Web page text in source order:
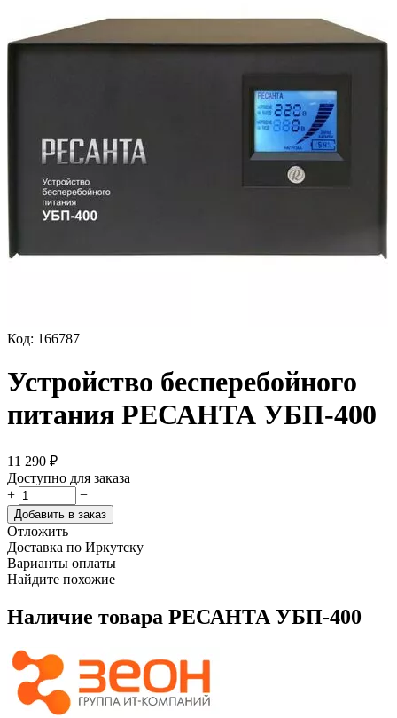
Код: 166787
Устройство бесперебойного
питания РЕСАНТА УБП-400
11 290 ₽
Доступно для заказа
+
−
Добавить в заказ
Отложить
Доставка по Иркутску
Варианты оплаты
Найдите похожие
Наличие товара РЕСАНТА УБП-400